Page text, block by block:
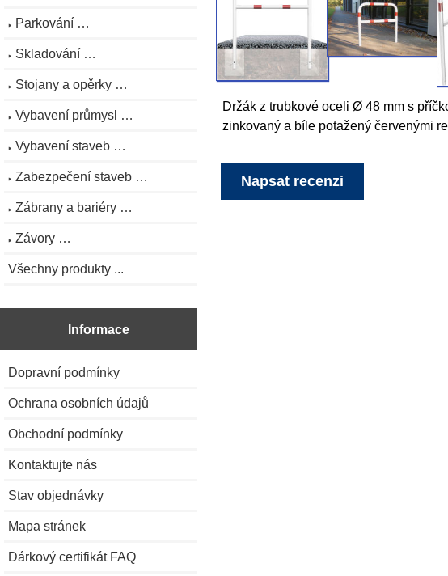
Parkování …
Skladování …
Stojany a opěrky …
Vybavení průmysl …
Vybavení staveb …
Zabezpečení staveb …
Zábrany a bariéry …
Závory …
Všechny produkty ...
Informace
Dopravní podmínky
Ochrana osobních údajů
Obchodní podmínky
Kontaktujte nás
Stav objednávky
Mapa stránek
Dárkový certifikát FAQ
Držák z trubkové oceli Ø 48 mm s
zinkovaný a bíle potažený červenými
Napsat recenzi